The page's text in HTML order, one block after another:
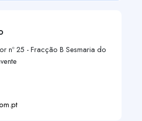
nº 25 - Fracção B Sesmaria do